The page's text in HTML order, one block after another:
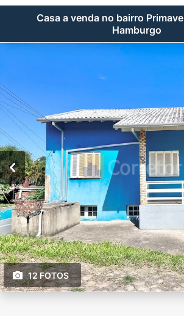
Casa a venda no bairro
Hamburgo
12 FOTOS